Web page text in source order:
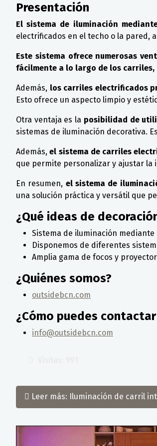
Presentación
El sistema de iluminación
electrificados en el techo o la pared,
Este sistema ofrece numerosas
fácilmente a lo largo de los
Además, los carriles electrificados
Esto ofrece un aspecto limpio y
Otra ventaja es la posibilidad de
sistemas de iluminación decorativa.
Además,el sistema de carriles
que permite personalizar y ajustar la
En resumen, el sistema de
una solución práctica y versátil que
¿Qué ideas de
Sistema de iluminación
Disponemos de diferentes
Amplia gama de focos y
¿Quiénes somos?
outsidebcn.com
¿Cómo puedes
info@outsidebcn.com
Leer más: Iluminación de carril